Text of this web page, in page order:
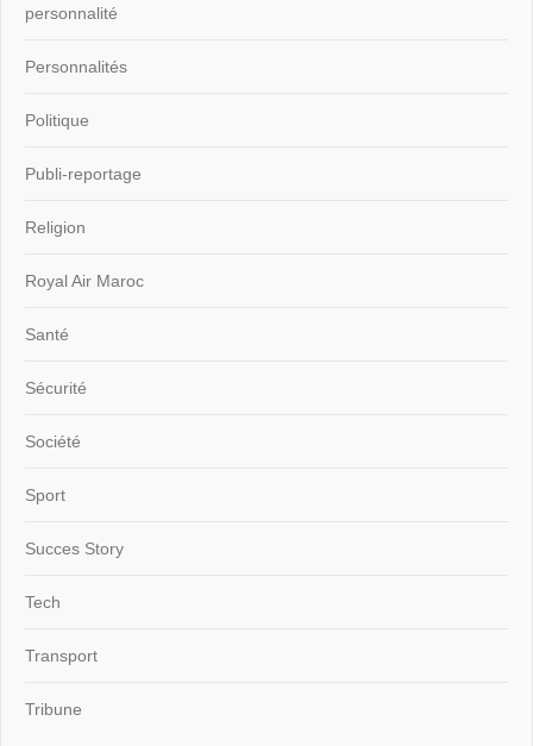
personnalité
Personnalités
Politique
Publi-reportage
Religion
Royal Air Maroc
Santé
Sécurité
Société
Sport
Succes Story
Tech
Transport
Tribune